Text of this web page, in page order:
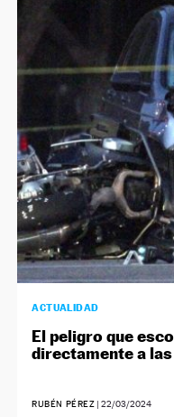
ACTUALIDAD
El peligro que
directamente a
RUBÉN PÉREZ |22/03/2024